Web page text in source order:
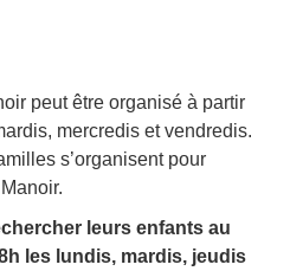
peut être organisé à partir
mercredis et vendredis.
s’organisent pour
leurs enfants au
les lundis, mardis, jeudis